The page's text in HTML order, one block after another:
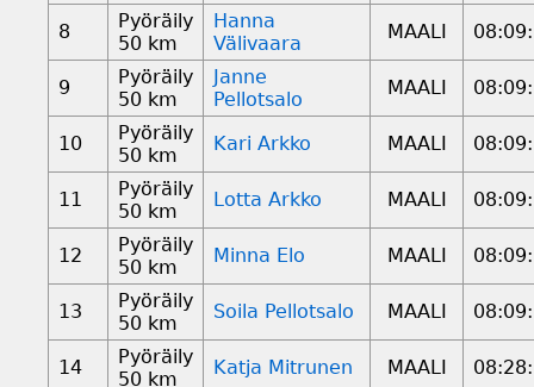
8
Pyöräily
50 km
Hanna
Välivaara
MAALI
9
Pyöräily
50 km
Janne
Pellotsalo
MAALI
10
Pyöräily
50 km
Kari Arkko MAALI
11
Pyöräily
50 km
Lotta Arkko MAALI
12
Pyöräily
50 km
Minna Elo MAALI
13
Pyöräily
50 km
Soila Pellotsalo MAALI
14
Pyöräily
50 km
Katja Mitrunen MAALI